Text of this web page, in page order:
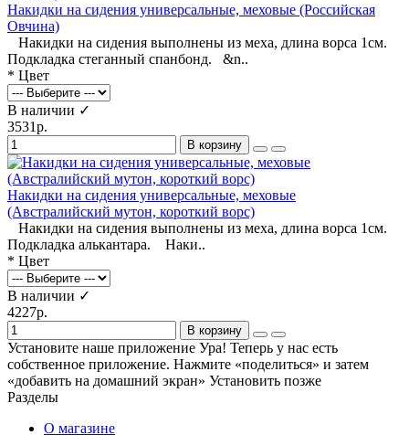
Накидки на сидения универсальные, меховые (Российская
Овчина)
Накидки на сидения выполнены из меха, длина ворса 1см.
Подкладка стеганный спанбонд. &n..
* Цвет
В наличии ✓
3531р.
В корзину
Накидки на сидения универсальные, меховые
(Австралийский мутон, короткий ворс)
Накидки на сидения выполнены из меха, длина ворса 1см.
Подкладка алькантара. Наки..
* Цвет
В наличии ✓
4227р.
В корзину
Установите наше приложение Ура! Теперь у нас есть
собственное приложение. Нажмите «поделиться» и затем
«добавить на домашний экран» Установить позже
Разделы
О магазине